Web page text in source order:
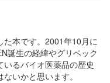
た本です。2001年10月に
誕生の経緯やグリベック
るバイオ医薬品の歴史
いかと思います。